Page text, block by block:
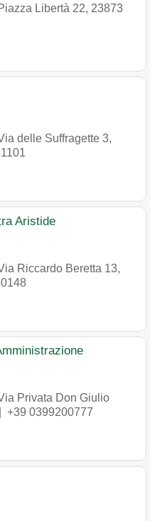
Libertà 22, 23873
delle Suffragette 3,
Aristide
Riccardo Beretta 13,
Privata Don Giulio
+39 0399200777